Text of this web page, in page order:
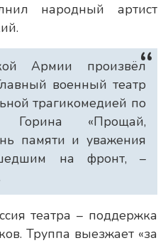
народный артист
Армии произвёл
военный театр
трагикомедией по
Горина «Прощай,
памяти и уважения
на фронт, –
театра – поддержка
Труппа выезжает «за